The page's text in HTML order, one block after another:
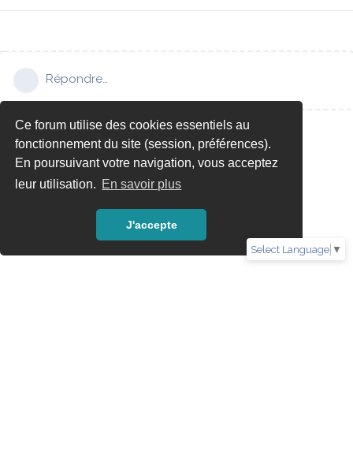
Ce forum utilise des cookies essentiels au
fonctionnement du site (session, préférences).
En poursuivant votre navigation, vous acceptez
leur utilisation. En savoir plus
J'accepte
Select Language ▼
Répondre…